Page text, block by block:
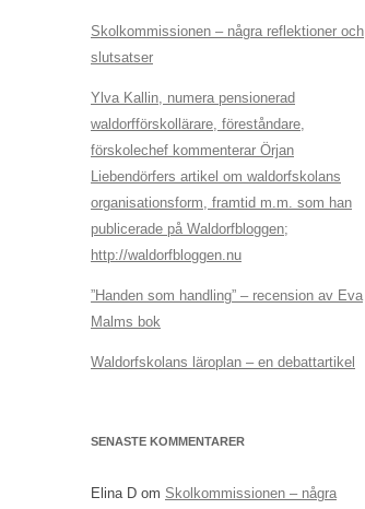
Skolkommissionen – några reflektioner och
slutsatser
Ylva Kallin, numera pensionerad
waldorfförskollärare, föreståndare,
förskolechef kommenterar Örjan
Liebendörfers artikel om waldorfskolans
organisationsform, framtid m.m. som han
publicerade på Waldorfbloggen;
http://waldorfbloggen.nu
”Handen som handling” – recension av Eva
Malms bok
Waldorfskolans läroplan – en debattartikel
SENASTE KOMMENTARER
Elina D om Skolkommissionen – några